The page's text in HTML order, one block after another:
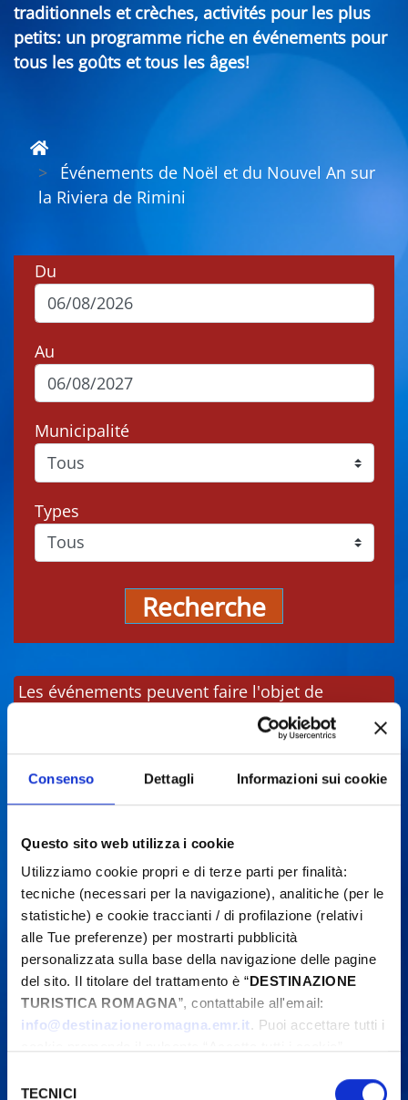
Consenso Dettagli Informazioni sui cookie
Questo sito web utilizza i cookie
Utilizziamo cookie propri e di terze parti per finalità:
tecniche (necessari per la navigazione), analitiche (per le
statistiche) e cookie traccianti / di profilazione (relativi
alle Tue preferenze) per mostrarti pubblicità
personalizzata sulla base della navigazione delle pagine
del sito. Il titolare del trattamento è “DESTINAZIONE
TURISTICA ROMAGNA”, contattabile all'email:
info@destinazioneromagna.emr.it. Puoi accettare tutti i
gestire le tue preferenze facendo clic su “Personalizza”.
delTECNICI
traditionnels et crèches, activités pour les plus
petits: un programme riche en événements pour
tous les goûts et tous les âges!
Événements de Noël et du Nouvel An sur
la Riviera de Rimini
Du
Au
Municipalité
Types
Recherche
Les événements peuvent faire l'objet de
modifications. Contactez toujours les
organisateurs avant de vous rendre sur place.